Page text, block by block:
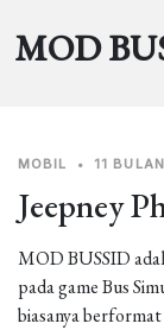
MOD
MOBIL • 11
Jeepney
MOD BUSSID
pada game Bus
biasanya